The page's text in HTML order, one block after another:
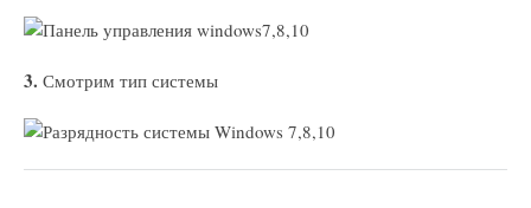
3. Смотрим тип системы